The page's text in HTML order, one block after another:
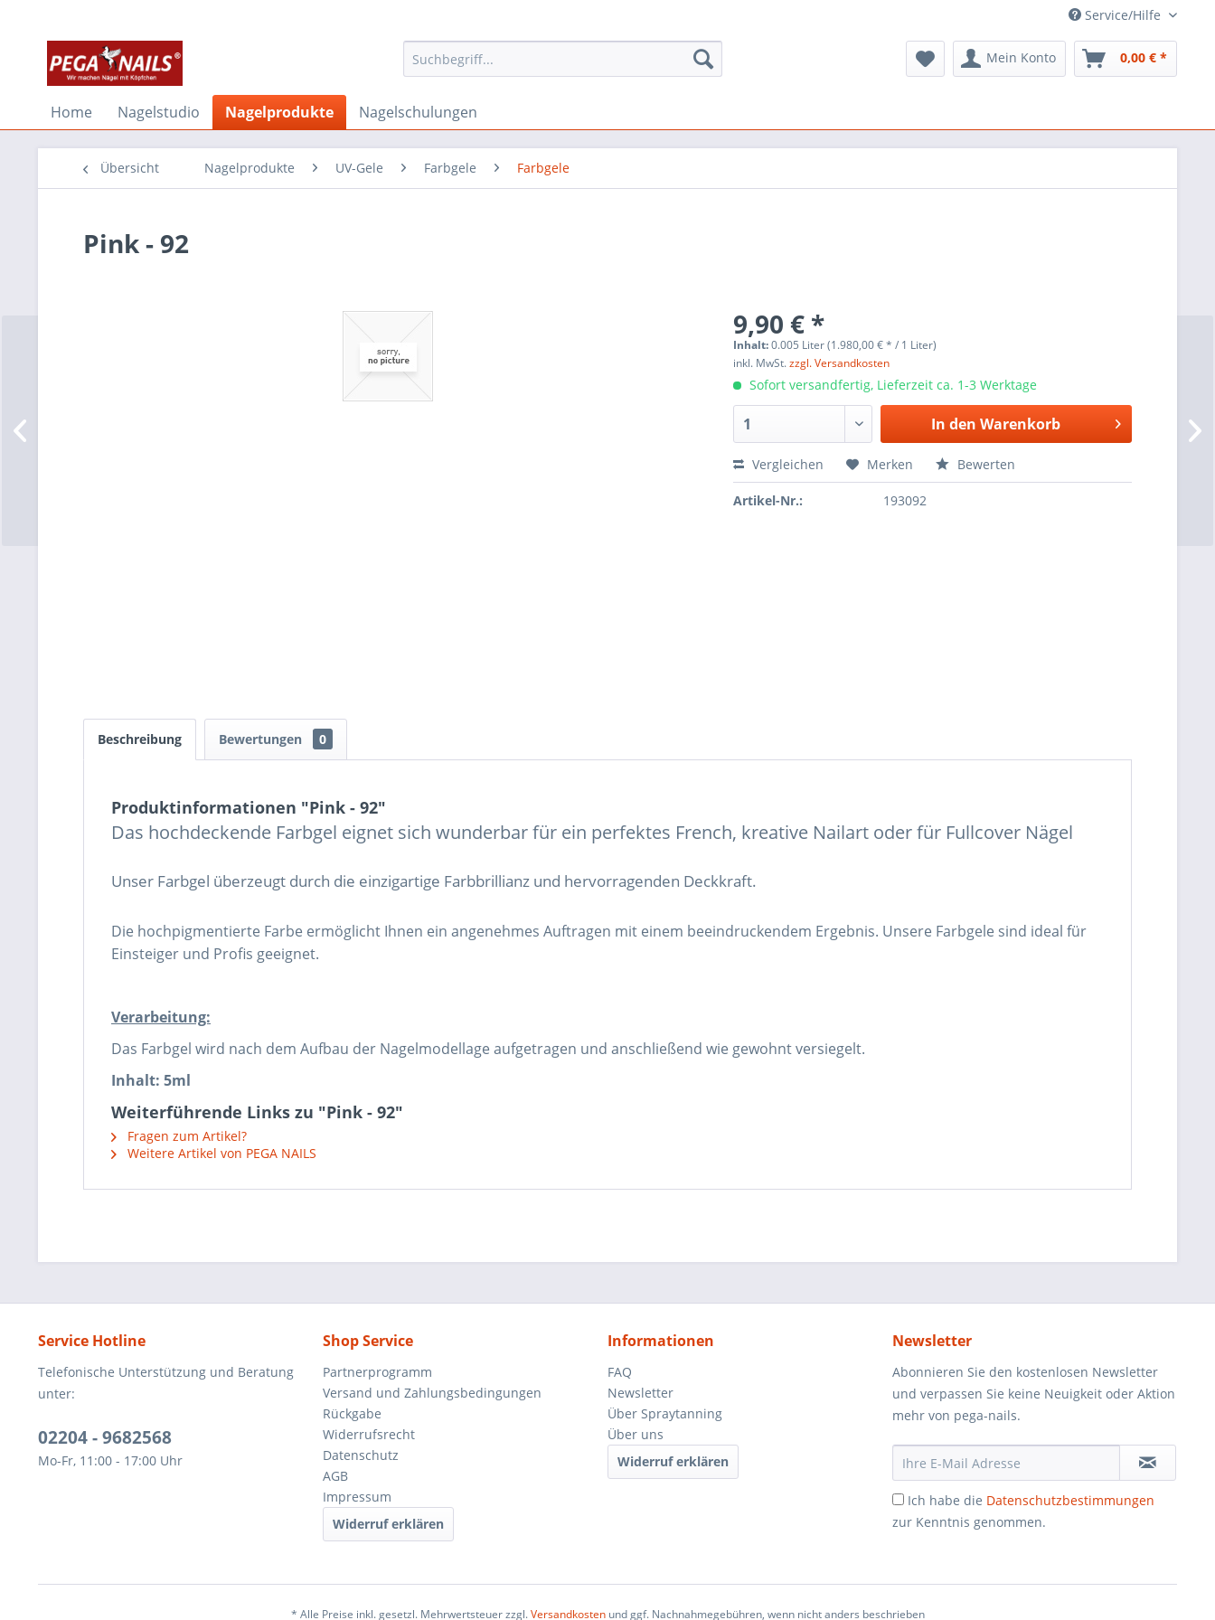
Service/Hilfe
Mein Konto 0,00 € *
Home Nagelstudio Nagelprodukte Nagelschulungen
Übersicht Nagelprodukte UV-Gele Farbgele Farbgele
Pink - 92
9,90 € *
Inhalt:0.005 Liter (1.980,00 € * / 1 Liter)
inkl. MwSt.zzgl. Versandkosten
Sofort versandfertig, Lieferzeit ca. 1-3 Werktage
In den Warenkorb
Vergleichen Merken Bewerten
Artikel-Nr.: 193092
Beschreibung Bewertungen 0
Produktinformationen "Pink - 92"
Das hochdeckende Farbgel eignet sich wunderbar für ein perfektes French, kreative Nailart oder für Fullcover Nägel
Unser Farbgel überzeugt durch die einzigartige Farbbrillianz und hervorragenden Deckkraft.
Die hochpigmentierte Farbe ermöglicht Ihnen ein angenehmes Auftragen mit einem beeindruckendem Ergebnis. Unsere Farbgele sind ideal für
Einsteiger und Profis geeignet.
Verarbeitung:
Das Farbgel wird nach dem Aufbau der Nagelmodellage aufgetragen und anschließend wie gewohnt versiegelt.
Inhalt: 5ml
Weiterführende Links zu "Pink - 92"
Fragen zum Artikel?
Weitere Artikel von PEGA NAILS
Service Hotline
Telefonische Unterstützung und Beratung
unter:
02204 - 9682568
Mo-Fr, 11:00 - 17:00 Uhr
Shop Service
Partnerprogramm
Versand und Zahlungsbedingungen
Rückgabe
Widerrufsrecht
Datenschutz
AGB
Impressum
Widerruf erklären
Informationen
FAQ
Newsletter
Über Spraytanning
Über uns
Widerruf erklären
Newsletter
Abonnieren Sie den kostenlosen Newsletter
und verpassen Sie keine Neuigkeit oder Aktion
mehr von pega-nails.
Ich habe die Datenschutzbestimmungen
zur Kenntnis genommen.
* Alle Preise inkl. gesetzl. Mehrwertsteuer zzgl.Versandkostenund ggf. Nachnahmegebühren, wenn nicht anders beschrieben